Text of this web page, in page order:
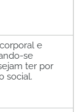
e
se
ter por
social.